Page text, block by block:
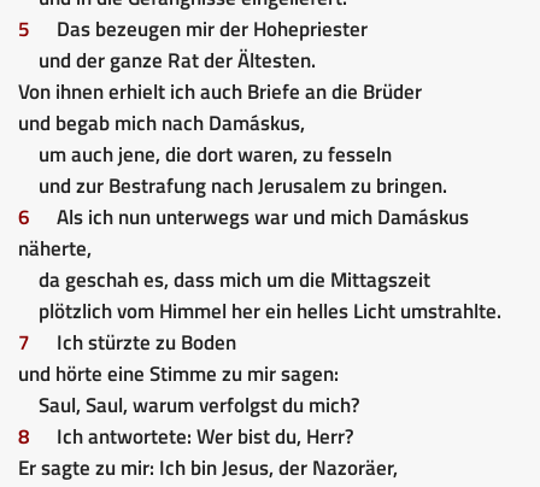
5
Das bezeugen mir der Hohepriester
und der ganze Rat der Ältesten.
Von ihnen erhielt ich auch Briefe an die Brüder
und begab mich nach Damáskus,
um auch jene, die dort waren, zu fesseln
und zur Bestrafung nach Jerusalem zu bringen.
6
Als ich nun unterwegs war und mich Damáskus
näherte,
da geschah es, dass mich um die Mittagszeit
plötzlich vom Himmel her ein helles Licht umstrahlte.
7
Ich stürzte zu Boden
und hörte eine Stimme zu mir sagen:
Saul, Saul, warum verfolgst du mich?
8
Ich antwortete: Wer bist du, Herr?
Er sagte zu mir: Ich bin Jesus, der Nazoräer,